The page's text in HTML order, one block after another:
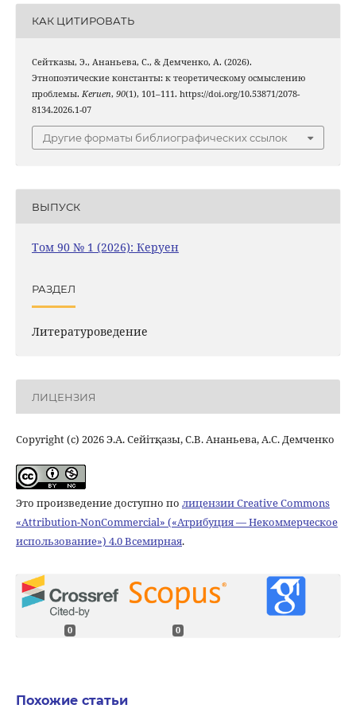
КАК ЦИТИРОВАТЬ
Сейтказы, Э., Ананьева, С., & Демченко, А. (2026).
Этнопоэтические константы: к теоретическому осмыслению
проблемы. Keruen, 90(1), 101–111. https://doi.org/10.53871/2078-
8134.2026.1-07
Другие форматы библиографических ссылок
ВЫПУСК
Том 90 № 1 (2026): Керуен
РАЗДЕЛ
Литературоведение
ЛИЦЕНЗИЯ
Copyright (c) 2026 Э.А. Сейітқазы, С.В. Ананьева, А.С. Демченко
Это произведение доступно по лицензии Creative Commons
«Attribution-NonCommercial» («Атрибуция — Некоммерческое
использование») 4.0 Всемирная.
0 0
Похожие статьи